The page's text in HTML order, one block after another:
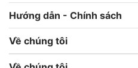
Hướng dẫn - Chính sách
Về chúng tôi